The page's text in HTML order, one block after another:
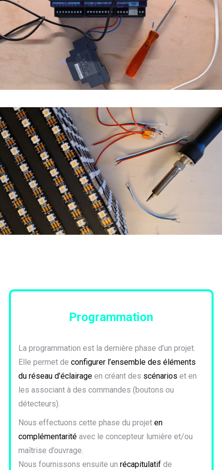
Programmation
La programmation est la dernière phase d’un projet.
Elle permet de configurer l’ensemble des éléments
du réseau d’éclairageen créant des scénarios et en
les associant à des commandes (boutons ou
détecteurs).
Nous effectuons cette phase du projet en
complémentaritéavec le concepteur lumière et/ou
maîtrise d’ouvrage.
Nous fournissons ensuite un récapitulatifde